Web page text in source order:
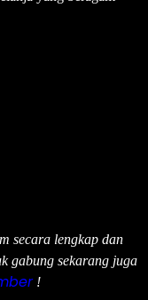
secara lengkap dan
gabung sekarang juga
!